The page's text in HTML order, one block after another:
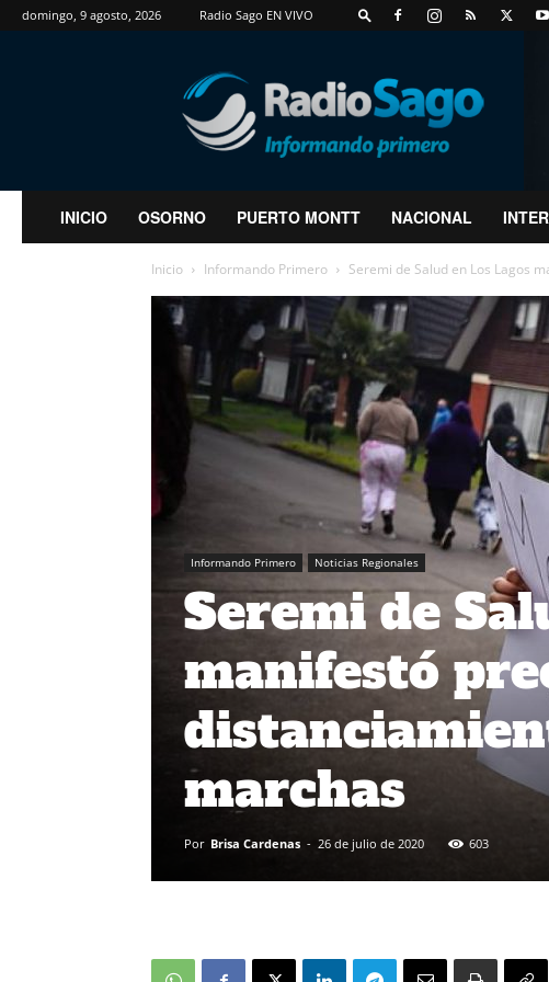
domingo, 9 agosto, 2026 Radio Sago EN VIVO
RadioSago
INICIO OSORNO PUERTO MONTT NACIONAL
Inicio Informando Primero Seremi de Salud en Los Lagos
Informando Primero Noticias Regionales
Seremi de
manifestó
marchas
Por Brisa Cardenas - 26 de julio de 2020 603